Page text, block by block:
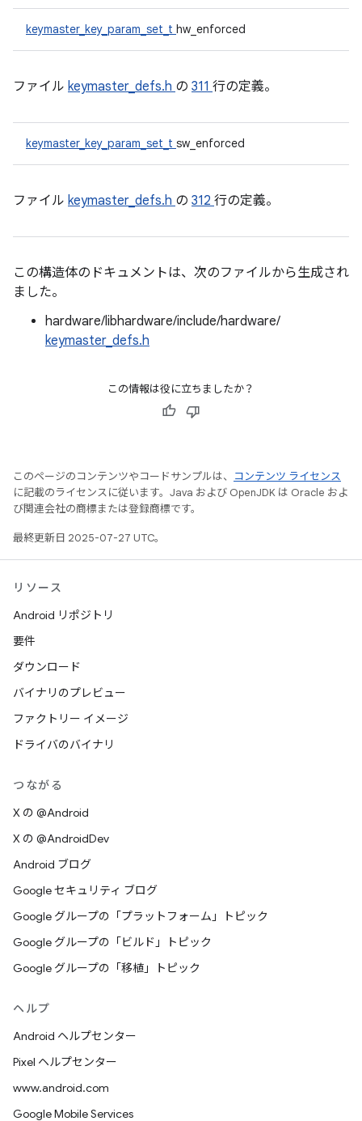
keymaster_key_param_set_t hw_enforced
ファイル keymaster_defs.h の 311 行の定義。
keymaster_key_param_set_t sw_enforced
ファイル keymaster_defs.h の 312 行の定義。
この構造体のドキュメントは、次のファイルから生成され
ました。
hardware/libhardware/include/hardware/
keymaster_defs.h
この情報は役に立ちましたか？
このページのコンテンツやコードサンプルは、
コンテンツ ライセンス
に記載のライセンスに従います。Java および OpenJDK は Oracle およ
び関連会社の商標または登録商標です。
最終更新日 2025-07-27 UTC。
リソース
Android リポジトリ
要件
ダウンロード
バイナリのプレビュー
ファクトリー イメージ
ドライバのバイナリ
つながる
X の @Android
X の @AndroidDev
Android ブログ
Google セキュリティ ブログ
Google グループの「プラットフォーム」トピック
Google グループの「ビルド」トピック
Google グループの「移植」トピック
ヘルプ
Android ヘルプセンター
Pixel ヘルプセンター
www.android.com
Google Mobile Services